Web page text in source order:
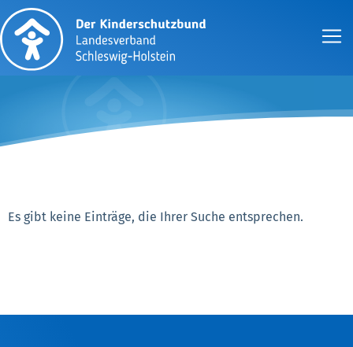
Es gibt keine Einträge, die Ihrer Suche entsprechen.